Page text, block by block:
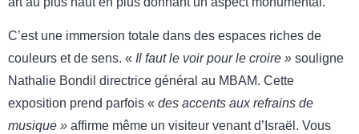
C’est une immersion totale dans des espaces riches de
couleurs et de sens. « Il faut le voir pour le croire » souligne
Nathalie Bondil directrice général au MBAM. Cette
exposition prend parfois « des accents aux refrains de
musique » affirme même un visiteur venant d’Israël. Vous